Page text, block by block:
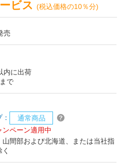
ビス(税込価格の10％分)
売
内に出荷
で
通常商品
ンペーン適用中
間部および北海道、または当社指